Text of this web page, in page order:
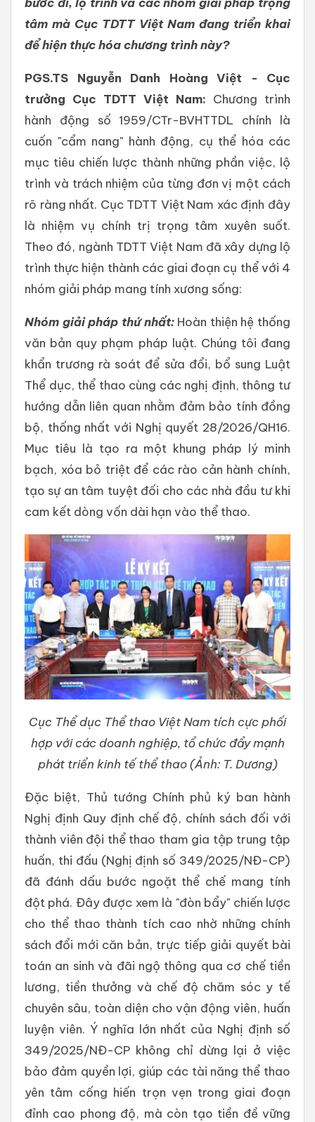
tâm mà Cục TDTT Việt Nam đang triển khai
để hiện thực hóa chương trình này?
PGS.TS Nguyễn Danh Hoàng Việt - Cục
trưởng Cục TDTT Việt Nam: Chương trình
hành động số 1959/CTr-BVHTTDL chính là
cuốn "cẩm nang" hành động, cụ thể hóa các
mục tiêu chiến lược thành những phần việc, lộ
trình và trách nhiệm của từng đơn vị một cách
rõ ràng nhất. Cục TDTT Việt Nam xác định đây
là nhiệm vụ chính trị trọng tâm xuyên suốt.
Theo đó, ngành TDTT Việt Nam đã xây dựng lộ
trình thực hiện thành các giai đoạn cụ thể với 4
nhóm giải pháp mang tính xương sống:
Nhóm giải pháp thứ nhất: Hoàn thiện hệ thống
văn bản quy phạm pháp luật. Chúng tôi đang
khẩn trương rà soát để sửa đổi, bổ sung Luật
Thể dục, thể thao cùng các nghị định, thông tư
hướng dẫn liên quan nhằm đảm bảo tính đồng
bộ, thống nhất với Nghị quyết 28/2026/QH16.
Mục tiêu là tạo ra một khung pháp lý minh
bạch, xóa bỏ triệt để các rào cản hành chính,
tạo sự an tâm tuyệt đối cho các nhà đầu tư khi
cam kết dòng vốn dài hạn vào thể thao.
Cục Thể dục Thể thao Việt Nam tích cực phối
hợp với các doanh nghiệp, tổ chức đẩy mạnh
phát triển kinh tế thể thao (Ảnh: T. Dương)
Đặc biệt, Thủ tướng Chính phủ ký ban hành
Nghị định Quy định chế độ, chính sách đối với
thành viên đội thể thao tham gia tập trung tập
huấn, thi đấu (Nghị định số 349/2025/NĐ-CP)
đã đánh dấu bước ngoặt thể chế mang tính
đột phá. Đây được xem là "đòn bẩy" chiến lược
cho thể thao thành tích cao nhờ những chính
sách đổi mới căn bản, trực tiếp giải quyết bài
toán an sinh và đãi ngộ thông qua cơ chế tiền
lương, tiền thưởng và chế độ chăm sóc y tế
chuyên sâu, toàn diện cho vận động viên, huấn
luyện viên. Ý nghĩa lớn nhất của Nghị định số
349/2025/NĐ-CP không chỉ dừng lại ở việc
bảo đảm quyền lợi, giúp các tài năng thể thao
yên tâm cống hiến trọn vẹn trong giai đoạn
đỉnh cao phong độ, mà còn tạo tiền đề vững